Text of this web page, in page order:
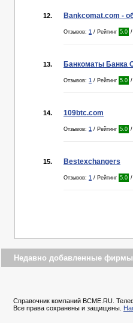
12. Bankcomat.com -
Отзывов: 1 / Рейтинг 5.0 /
13. Банкоматы Банка
Отзывов: 1 / Рейтинг 5.0 /
14. 109btc.com
Отзывов: 1 / Рейтинг 5.0 /
15. Bestexchangers
Отзывов: 1 / Рейтинг 5.0 /
Недавно добавленные фирмы
Справочник компаний BCME.RU.
Все права сохранены и защищены.